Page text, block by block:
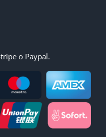
o Paypal.